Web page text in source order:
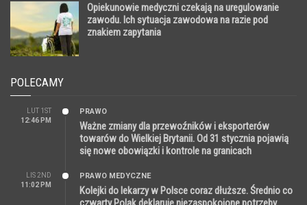
Opiekunowie medyczni czekają na uregulowanie
zawodu. Ich sytuacja zawodowa na razie pod
znakiem zapytania
POLECAMY
LUT 1ST
12:46 PM
PRAWO
Ważne zmiany dla przewoźników i eksporterów
towarów do Wielkiej Brytanii. Od 31 stycznia pojawią
się nowe obowiązki i kontrole na granicach
LIS 2ND
11:02 PM
PRAWO MEDYCZNE
Kolejki do lekarzy w Polsce coraz dłuższe. Średnio co